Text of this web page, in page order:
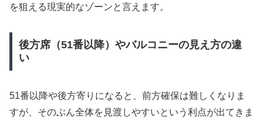
を狙える現実的なゾーンと言えます。
後方席（51番以降）やバルコニーの見え方の違
い
51番以降や後方寄りになると、前方確保は難しくなりま
すが、そのぶん全体を見渡しやすいという利点が出てきま